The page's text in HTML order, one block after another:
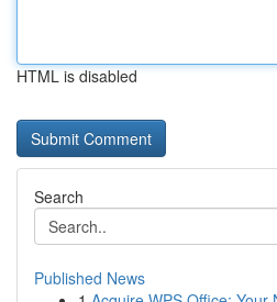
HTML is disabled
Search
Published News